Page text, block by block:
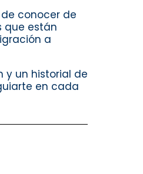
conocer de
que están
a
y un historial de
en cada